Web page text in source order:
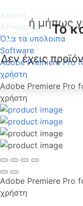
Το
Δεν έχεις
Αρχική
Αξεσουάρ
Όλα τα υπόλοιπα
Software
Adobe Premiere Pro
χρήστη
Adobe Premiere Pro
χρήστη
Adobe Premiere Pro
χρήστη